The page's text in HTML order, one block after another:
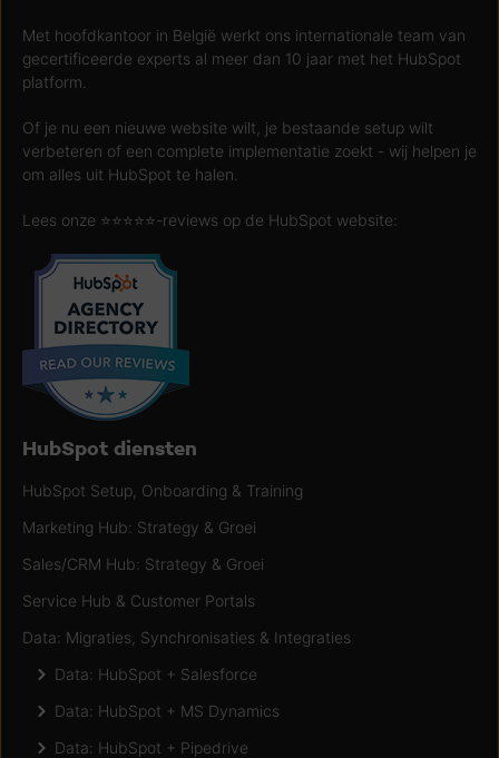
Met hoofdkantoor in België werkt ons internationale team van
gecertificeerde experts al meer dan 10 jaar met het HubSpot
platform.
Of je nu een nieuwe website wilt, je bestaande setup wilt
verbeteren of een complete implementatie zoekt - wij helpen je
om alles uit HubSpot te halen.
Lees onze ⭐️⭐️⭐️⭐️⭐️-reviews op de HubSpot website:
HubSpot diensten
HubSpot Setup, Onboarding & Training
Marketing Hub: Strategy & Groei
Sales/CRM Hub: Strategy & Groei
Service Hub & Customer Portals
Data: Migraties, Synchronisaties & Integraties
Data: HubSpot + Salesforce
Data: HubSpot + MS Dynamics
Data: HubSpot + Pipedrive